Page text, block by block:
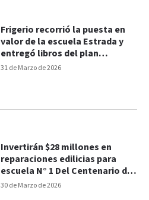
31 de Marzo de 2026
Frigerio recorrió la puesta en
valor de la escuela Estrada y
entregó libros del plan
provincial de Alfabetización
30 de Marzo de 2026
Invertirán $28 millones en
reparaciones edilicias para
escuela N° 1 Del Centenario de
Paraná